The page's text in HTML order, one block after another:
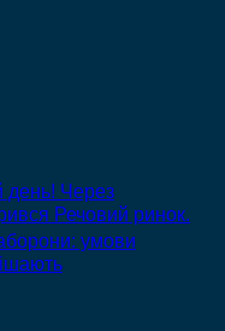
день! Через
Речовий ринок.
умови